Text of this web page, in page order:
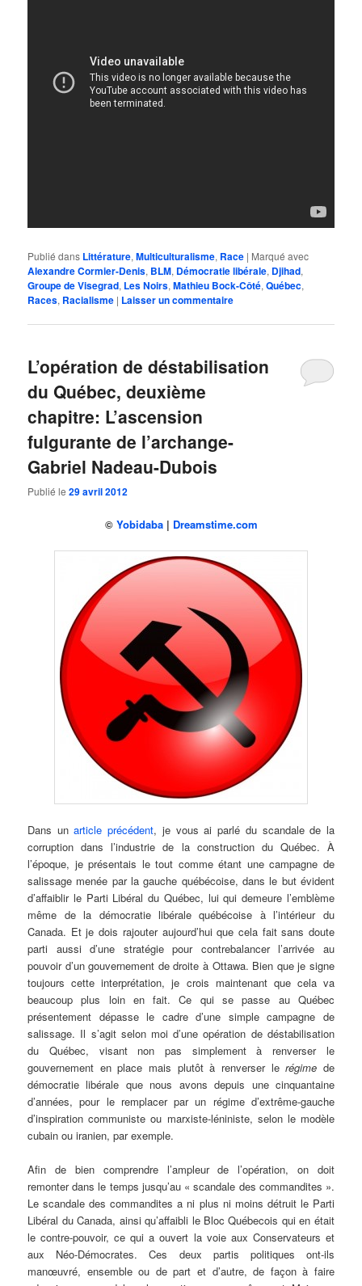
Publié dans Littérature,Multiculturalisme, Race | Marqué avec
Alexandre Cormier-Denis, BLM, Démocratie libérale, Djihad,
Groupe de Visegrad, Les Noirs,Mathieu Bock-Côté,Québec,
Races, Racialisme | Laisser un commentaire
L’opération de déstabilisation
du Québec, deuxième
chapitre: L’ascension
fulgurante de l’archange-
Gabriel Nadeau-Dubois
Publié le29 avril 2012
© Yobidaba| Dreamstime.com
Dans unarticle précédent, je vous ai parlé du scandale de la
corruption dans l’industrie de la construction du Québec. À
l’époque, je présentais le tout comme étant une campagne de
salissage menée par la gauche québécoise, dans le but évident
d’affaiblir le Parti Libéral du Québec, lui qui demeure l’emblème
même de la démocratie libérale québécoise à l’intérieur du
Canada. Et je dois rajouter aujourd’hui que cela fait sans doute
parti aussi d’une stratégie pour contrebalancer l’arrivée au
pouvoir d’un gouvernement de droite à Ottawa. Bien que je signe
toujours cette interprétation, je crois maintenant que cela va
beaucoup plus loin en fait. Ce qui se passe au Québec
présentement dépasse le cadre d’une simple campagne de
salissage. Il s’agit selon moi d’une opération de déstabilisation
du Québec, visant non pas simplement à renverser le
gouvernement en place mais plutôt à renverser lerégime de
démocratie libérale que nous avons depuis une cinquantaine
d’années, pour le remplacer par un régime d’extrême-gauche
d’inspiration communiste ou marxiste-léniniste, selon le modèle
cubain ou iranien, par exemple.
Afin de bien comprendre l’ampleur de l’opération, on doit
remonter dans le temps jusqu’au « scandale des commandites ».
Le scandale des commandites a ni plus ni moins détruit le Parti
Libéral du Canada, ainsi qu’affaibli le Bloc Québecois qui en était
le contre-pouvoir, ce qui a ouvert la voie aux Conservateurs et
aux Néo-Démocrates. Ces deux partis politiques ont-ils
manœuvré, ensemble ou de part et d’autre, de façon à faire